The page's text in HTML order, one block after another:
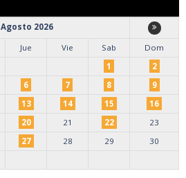
Agosto 2026
Jue Vie Sab
Dom
1
2
6 7 8
9
13 14 15
16
20 21 22
23
27 28 29
30